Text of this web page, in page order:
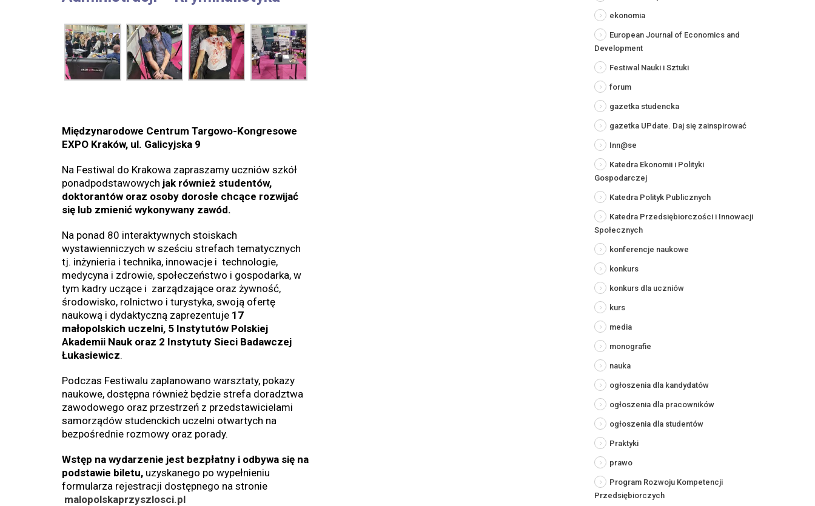
Międzynarodowe Centrum Targowo-Kongresowe
EXPO Kraków, ul. Galicyjska 9
Na Festiwal do Krakowa zapraszamy uczniów szkół
ponadpodstawowych jak również studentów,
doktorantów oraz osoby dorosłe chcące rozwijać
się lub zmienić wykonywany zawód.
Na ponad 80 interaktywnych stoiskach
wystawienniczych w sześciu strefach tematycznych
tj. inżynieria i technika, innowacje i technologie,
medycyna i zdrowie, społeczeństwo i gospodarka, w
tym kadry uczące i zarządzające oraz żywność,
środowisko, rolnictwo i turystyka, swoją ofertę
naukową i dydaktyczną zaprezentuje 17
małopolskich uczelni, 5 Instytutów Polskiej
Akademii Nauk oraz 2 Instytuty Sieci Badawczej
Łukasiewicz.
Podczas Festiwalu zaplanowano warsztaty, pokazy
naukowe, dostępna również będzie strefa doradztwa
zawodowego oraz przestrzeń z przedstawicielami
samorządów studenckich uczelni otwartych na
bezpośrednie rozmowy oraz porady.
Wstęp na wydarzenie jest bezpłatny i odbywa się na
podstawie biletu, uzyskanego po wypełnieniu
formularza rejestracji dostępnego na stronie
malopolskaprzyszlosci.pl
ekonomia
European Journal of Economics and
Development
Festiwal Nauki i Sztuki
forum
gazetka studencka
gazetka UPdate. Daj się zainspirować
Inn@se
Katedra Ekonomii i Polityki
Gospodarczej
Katedra Polityk Publicznych
Katedra Przedsiębiorczości i Innowacji
Społecznych
konferencje naukowe
konkurs
konkurs dla uczniów
kurs
media
monografie
nauka
ogłoszenia dla kandydatów
ogłoszenia dla pracowników
ogłoszenia dla studentów
Praktyki
prawo
Program Rozwoju Kompetencji
Przedsiębiorczych